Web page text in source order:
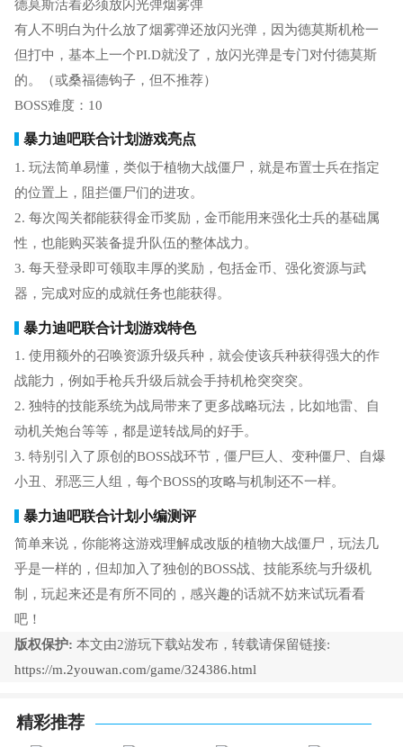
德莫斯活着必须放闪光弹烟雾弹
有人不明白为什么放了烟雾弹还放闪光弹，因为德莫斯机枪一
但打中，基本上一个PI.D就没了，放闪光弹是专门对付德莫斯
的。（或桑福德钩子，但不推荐）
BOSS难度：10
暴力迪吧联合计划游戏亮点
1. 玩法简单易懂，类似于植物大战僵尸，就是布置士兵在指定
的位置上，阻拦僵尸们的进攻。
2. 每次闯关都能获得金币奖励，金币能用来强化士兵的基础属
性，也能购买装备提升队伍的整体战力。
3. 每天登录即可领取丰厚的奖励，包括金币、强化资源与武
器，完成对应的成就任务也能获得。
暴力迪吧联合计划游戏特色
1. 使用额外的召唤资源升级兵种，就会使该兵种获得强大的作
战能力，例如手枪兵升级后就会手持机枪突突突。
2. 独特的技能系统为战局带来了更多战略玩法，比如地雷、自
动机关炮台等等，都是逆转战局的好手。
3. 特别引入了原创的BOSS战环节，僵尸巨人、变种僵尸、自爆
小丑、邪恶三人组，每个BOSS的攻略与机制还不一样。
暴力迪吧联合计划小编测评
简单来说，你能将这游戏理解成改版的植物大战僵尸，玩法几
乎是一样的，但却加入了独创的BOSS战、技能系统与升级机
制，玩起来还是有所不同的，感兴趣的话就不妨来试玩看看
吧！
版权保护: 本文由2游玩下载站发布，转载请保留链接:
https://m.2youwan.com/game/324386.html
精彩推荐